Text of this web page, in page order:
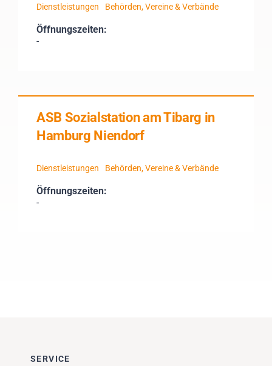
Dienstleistungen Behörden, Vereine & Verbände
Öffnungszeiten:
-
ASB Sozialstation am Tibarg in
Hamburg Niendorf
Dienstleistungen Behörden, Vereine & Verbände
Öffnungszeiten:
-
SERVICE